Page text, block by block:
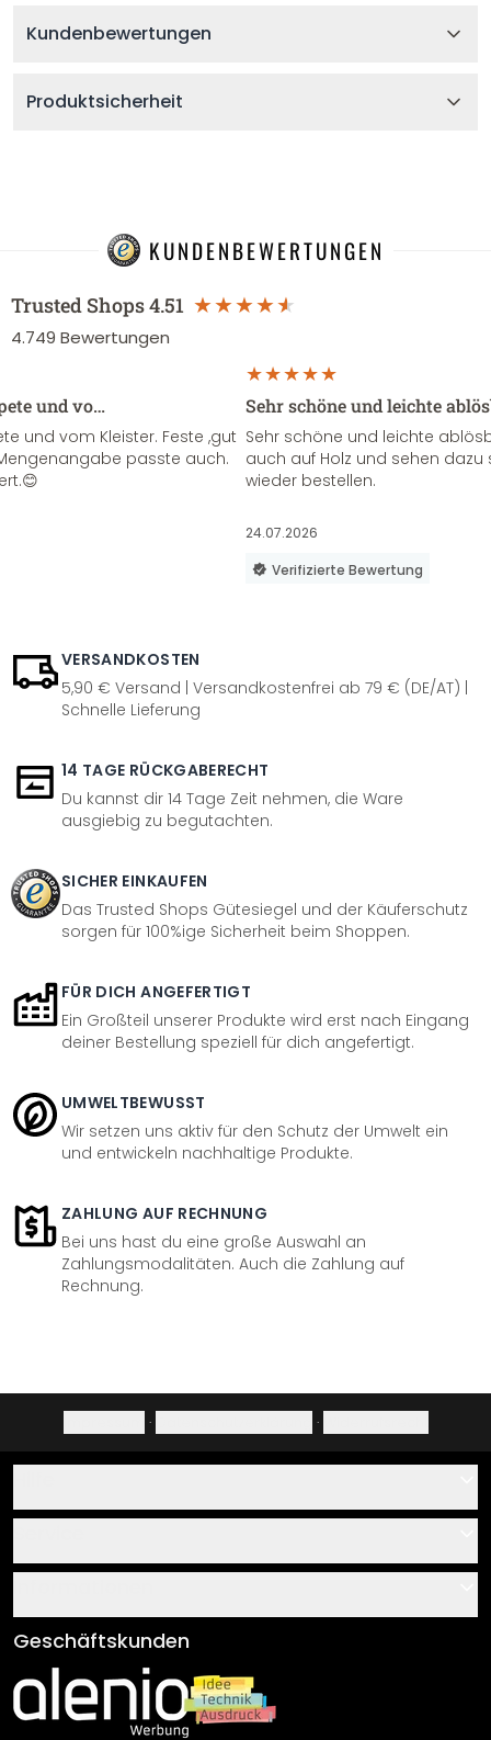
Kundenbewertungen
Produktsicherheit
KUNDENBEWERTUNGEN
Trusted Shops4.51
4.749 Bewertungen
und vo…
und vom Kleister. Feste ,gut
passte auch.
Sehr schöne und leichte
Sehr schöne und leichte
auch auf Holz und sehen
wieder bestellen.
24.07.2026
Verifizierte Bewertung
VERSANDKOSTEN
5,90 € Versand | Versandkostenfrei ab 79 € (DE/AT) |
Schnelle Lieferung
14 TAGE RÜCKGABERECHT
Du kannst dir 14 Tage Zeit nehmen, die Ware
ausgiebig zu begutachten.
SICHER EINKAUFEN
Das Trusted Shops Gütesiegel und der Käuferschutz
sorgen für 100%ige Sicherheit beim Shoppen.
FÜR DICH ANGEFERTIGT
Ein Großteil unserer Produkte wird erst nach Eingang
deiner Bestellung speziell für dich angefertigt.
UMWELTBEWUSST
Wir setzen uns aktiv für den Schutz der Umwelt ein
und entwickeln nachhaltige Produkte.
ZAHLUNG AUF RECHNUNG
Bei uns hast du eine große Auswahl an
Zahlungsmodalitäten. Auch die Zahlung auf
Rechnung.
· ·
Über uns
Klebe- und Montageanleitungen
Newsletter An-/Abmeldung
Sendungsverfolgung
AGB
Impressum
Versand & Zahlung
Geschäftskunden